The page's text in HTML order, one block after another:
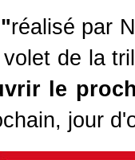
réalisé par
de la
le
jour